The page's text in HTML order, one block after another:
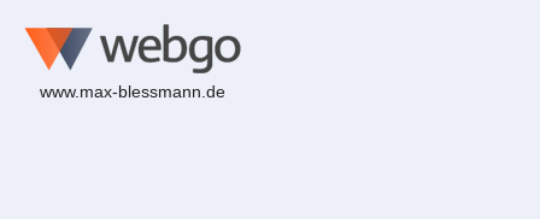
www.max-blessmann.de